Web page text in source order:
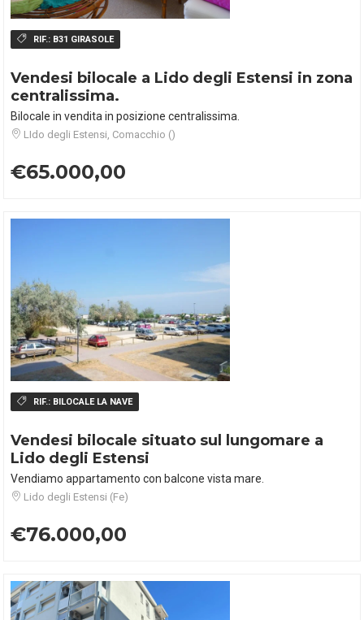
RIF.: B31 GIRASOLE
Vendesi bilocale a Lido degli Estensi in zona
centralissima.
Bilocale in vendita in posizione centralissima.
LIdo degli Estensi, Comacchio ()
€65.000,00
RIF.: BILOCALE LA NAVE
Vendesi bilocale situato sul lungomare a
Lido degli Estensi
Vendiamo appartamento con balcone vista mare.
Lido degli Estensi (Fe)
€76.000,00